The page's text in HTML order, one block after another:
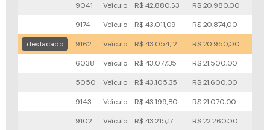
9041
Veículo R$ 42.880,63 R$ 20.980,00
9174
Veículo R$ 43.011,09 R$ 20.874,00
destacado
9162 Veículo R$ 43.054,12 R$ 20.950,00
6038
Veículo R$ 43.077,35 R$ 21.500,00
5050
Veículo R$ 43.105,35 R$ 21.600,00
9143
Veículo R$ 43.199,80 R$ 21.070,00
9102
Veículo R$ 43.215,17 R$ 22.260,00